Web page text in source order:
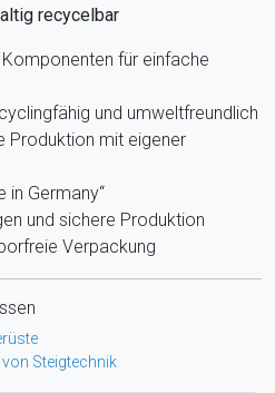
recycelbar
für einfache
und umweltfreundlich
Produktion mit eigener
in Germany“
und sichere Produktion
Verpackung
Steigtechnik